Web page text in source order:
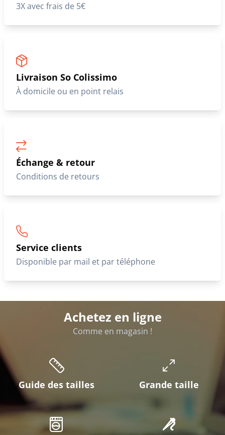
3X avec frais de 5€
Livraison So Colissimo
À domicile ou en point relais
Échange & retour
Conditions de retours
Service clients
Disponible par mail et par téléphone
Achetez en ligne
Comme en magasin !
Guide des tailles Grande taille